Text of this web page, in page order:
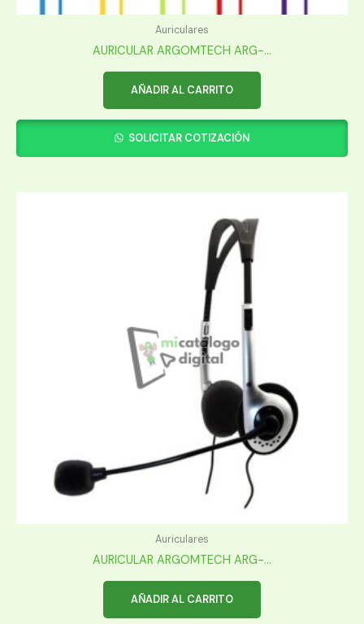
Auriculares
AURICULAR ARGOMTECH ARG-...
AÑADIR AL CARRITO
SOLICITAR COTIZACIÓN
Auriculares
AURICULAR ARGOMTECH ARG-...
AÑADIR AL CARRITO